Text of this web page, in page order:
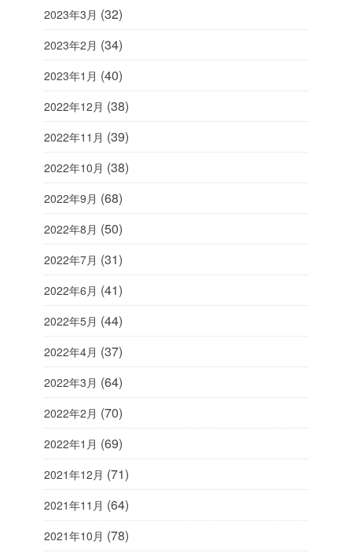
2023年3月 (32)
2023年2月 (34)
2023年1月 (40)
2022年12月 (38)
2022年11月 (39)
2022年10月 (38)
2022年9月 (68)
2022年8月 (50)
2022年7月 (31)
2022年6月 (41)
2022年5月 (44)
2022年4月 (37)
2022年3月 (64)
2022年2月 (70)
2022年1月 (69)
2021年12月 (71)
2021年11月 (64)
2021年10月 (78)